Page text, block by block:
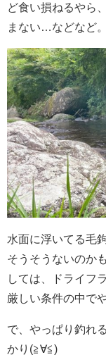
ど食い損ねるやら
まない…などなど。
水面に浮いてる毛
そうそうないのか
しては、ドライフ
厳しい条件の中で
で、やっぱり釣れ
かり(≧∀≦)